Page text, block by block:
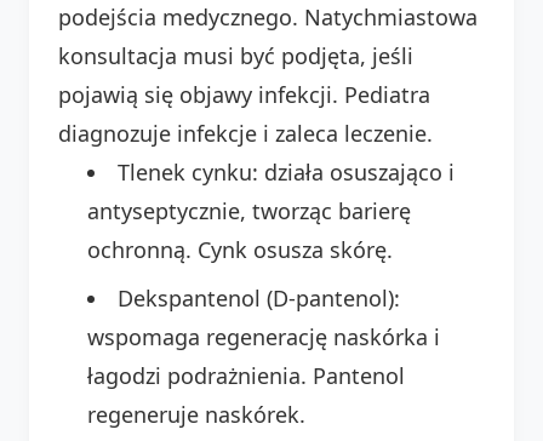
podejścia medycznego. Natychmiastowa
konsultacja musi być podjęta, jeśli
pojawią się objawy infekcji. Pediatra
diagnozuje infekcje i zaleca leczenie.
Tlenek cynku: działa osuszająco i
antyseptycznie, tworząc barierę
ochronną. Cynk osusza skórę.
Dekspantenol (D-pantenol):
wspomaga regenerację naskórka i
łagodzi podrażnienia. Pantenol
regeneruje naskórek.